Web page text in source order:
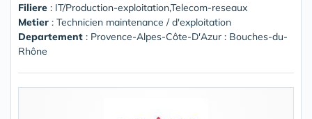
Filiere : IT/Production-exploitation,Telecom-reseaux
Metier : Technicien maintenance / d'exploitation
Departement : Provence-Alpes-Côte-D'Azur : Bouches-du-
Rhône